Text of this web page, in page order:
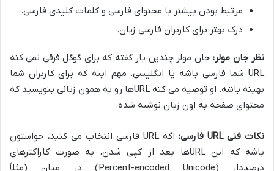
مرتبط بودن بیشتر با محتوای فارسی و کلمات کلیدی فارسی.
درک بهتر برای کاربران فارسی زبان.
نظر جان مولر:جان مولر چندین بار گفته که برای گوگل فرقی نمی کنه
URL شما فارسی باشه یا انگلیسی. مهم اینه که برای کاربران شما
بهینه باشه. او توصیه می کنه URLها رو به همون زبانی بنویسید که
محتوای صفحه به اون زبان نوشته شده.
نکات فنی URL فارسی:
اگه URL فارسی انتخاب می کنید، حواستون
باشه که این URLها بعد از کپی شدن، به صورت کاراکترهای
درصددار (Percent-encoded Unicode) در میان (مثلاً